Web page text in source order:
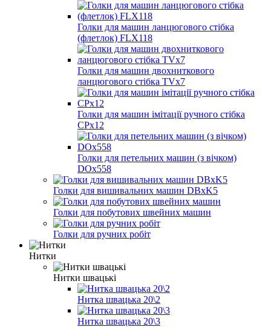
Голки для машин ланцюгового стібка
(флетлок) FLX118
Голки для машин двохниткового
ланцюгового стібка TVх7
Голки для машин імітації ручного стібка
CPх12
Голки для петельних машин (з вічком)
DOх558
Голки для вишивальних машин DBxK5
Голки для побутових швейних машин
Голки для ручних робіт
Нитки
Нитки швацькі
Нитка швацька 20\2
Нитка швацька 20\3